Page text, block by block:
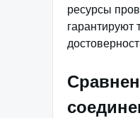
ресурсы
гарантируют